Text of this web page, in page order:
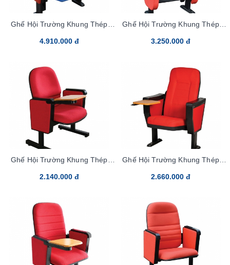
Ghế Hội Trường Khung Thép
4.910.000 đ
Ghế Hội Trường Khung Thép
3.250.000 đ
Ghế Hội Trường Khung Thép
2.140.000 đ
Ghế Hội Trường Khung Thép
2.660.000 đ